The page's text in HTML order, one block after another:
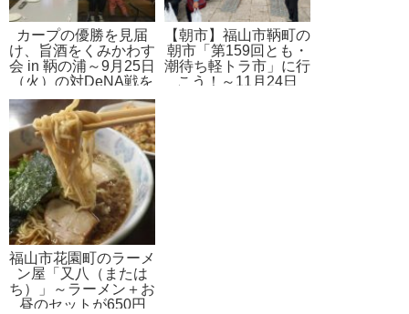
カープの優勝を見届
け、旨酒をくみかわす
会 in 鞆の浦～9月25日
（火）の対DeNA戦を
みんなで応援！
【朝市】福山市鞆町の
朝市「第159回とも・
潮待ち軽トラ市」に行
こう！～11月24日
福山市花園町のラーメ
ン屋「又八（または
ち）」～ラーメン＋お
昼のセットが650円